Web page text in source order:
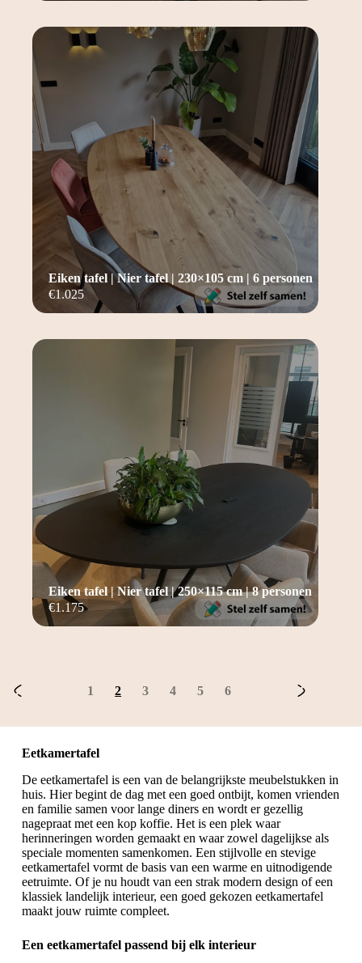
€1.025
Eiken tafel | Nier tafel | 230×105 cm | 6 personen
€1.175
Eiken tafel | Nier tafel | 250×115 cm | 8 personen
1 2 3 4 5 6
Eetkamertafel
De eetkamertafel is een van de belangrijkste meubelstukken in
huis. Hier begint de dag met een goed ontbijt, komen vrienden
en familie samen voor lange diners en wordt er gezellig
nagepraat met een kop koffie. Het is een plek waar
herinneringen worden gemaakt en waar zowel dagelijkse als
speciale momenten samenkomen. Een stijlvolle en stevige
eetkamertafel vormt de basis van een warme en uitnodigende
eetruimte. Of je nu houdt van een strak modern design of een
klassiek landelijk interieur, een goed gekozen eetkamertafel
maakt jouw ruimte compleet.
Een eetkamertafel passend bij elk interieur